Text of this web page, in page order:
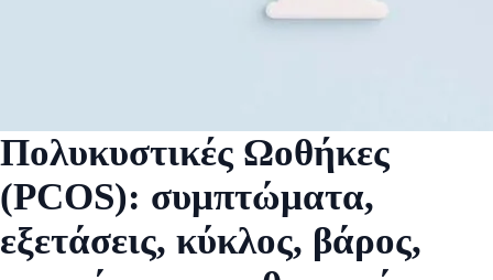
Πολυκυστικές Ωοθήκες
(PCOS): συμπτώματα,
εξετάσεις, κύκλος, βάρος,